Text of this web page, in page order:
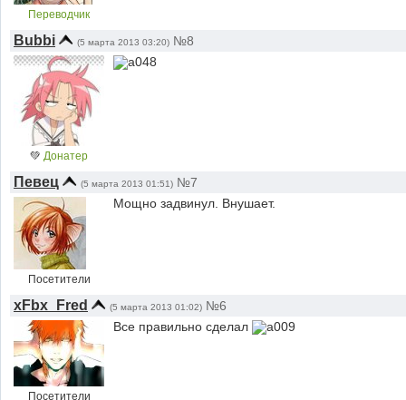
Переводчик
Bubbi (5 марта 2013 03:20) №8
💚 Донатер
Певец (5 марта 2013 01:51) №7
Посетители
Мощно задвинул. Внушает.
xFbx_Fred (5 марта 2013 01:02) №6
Посетители
Все правильно сделал